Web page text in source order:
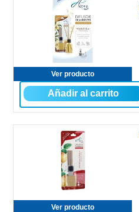
Ver producto
Ver producto